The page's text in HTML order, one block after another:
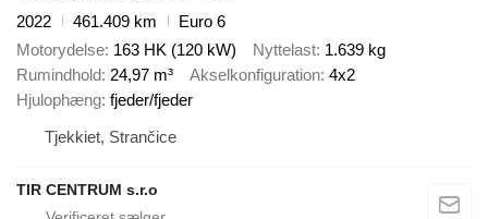
2022
461.409 km
Euro 6
Motorydelse 163 HK (120 kW) Nyttelast 1.639 kg
Rumindhold 24,97 m³ Akselkonfiguration 4x2
Hjulophæng fjeder/fjeder
Tjekkiet, Strančice
TIR CENTRUM s.r.o